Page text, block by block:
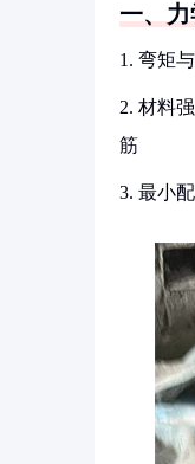
一、
1. 弯矩
2. 材料
筋
3. 最小